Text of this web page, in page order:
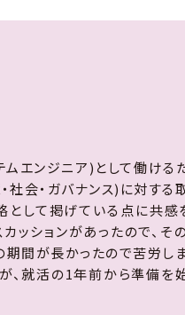
エンジニア)として働ける
会・ガバナンス)に対する
して掲げている点に共感
ッションがあったので、そ
間が長かったので苦労しま
、就活の1年前から準備を